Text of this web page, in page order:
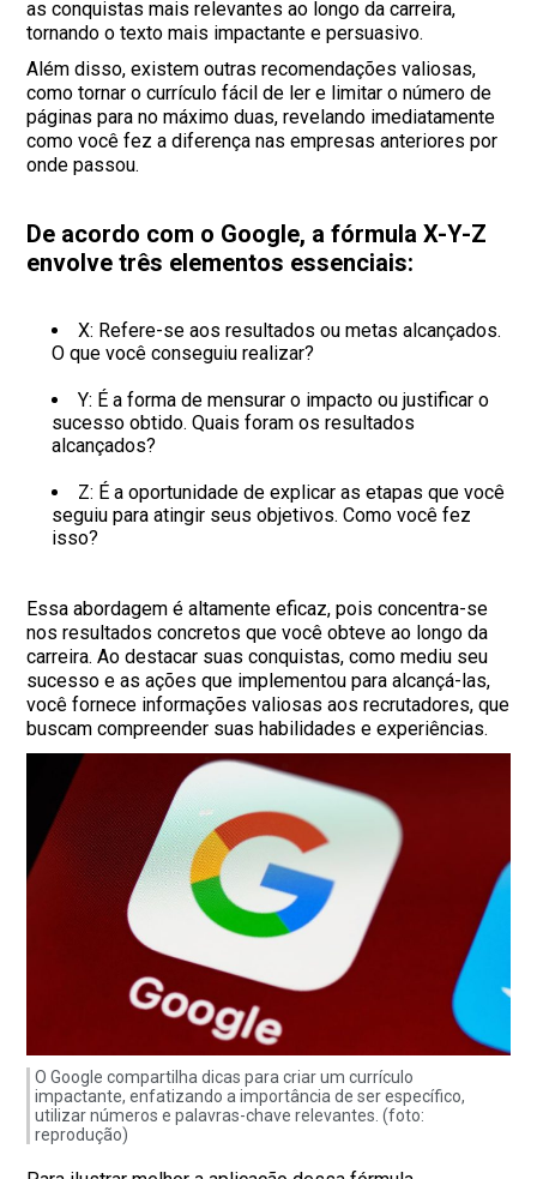
as conquistas mais relevantes ao longo da carreira,
tornando o texto mais impactante e persuasivo.
Além disso, existem outras recomendações valiosas,
como tornar o currículo fácil de ler e limitar o número de
páginas para no máximo duas, revelando imediatamente
como você fez a diferença nas empresas anteriores por
onde passou.
De acordo com o Google, a fórmula X-Y-Z
envolve três elementos essenciais:
X: Refere-se aos resultados ou metas alcançados.
O que você conseguiu realizar?
Y: É a forma de mensurar o impacto ou justificar o
sucesso obtido. Quais foram os resultados
alcançados?
Z: É a oportunidade de explicar as etapas que você
seguiu para atingir seus objetivos. Como você fez
isso?
Essa abordagem é altamente eficaz, pois concentra-se
nos resultados concretos que você obteve ao longo da
carreira. Ao destacar suas conquistas, como mediu seu
sucesso e as ações que implementou para alcançá-las,
você fornece informações valiosas aos recrutadores, que
buscam compreender suas habilidades e experiências.
O Google compartilha dicas para criar um currículo
impactante, enfatizando a importância de ser específico,
utilizar números e palavras-chave relevantes. (foto:
reprodução)